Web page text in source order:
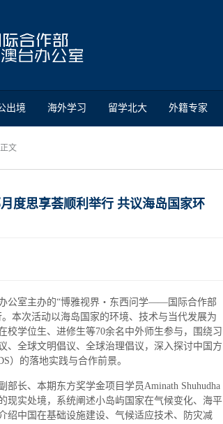
出境 海外学习 留学北大 外籍专家
正文
度思享荟顺利举行 共议海岛国家环
公室主办的“博雅视界・东西问学——国际合作部
本次活动以海岛国家的环境、技术与当代发展为
校学位生、进修生等70余名中外师生参与，围绕习
、全球文明倡议、全球治理倡议，深入探讨中国方
）的落地实践与合作前景。
长、本期东方奖学金项目学员Aminath Shuhudha
现实处境，系统阐述小岛屿国家在气候变化、海平
绍中国在基础设施建设、气候适应技术、防灾减